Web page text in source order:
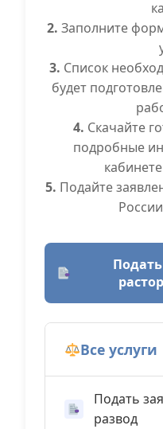
2. Заполните
3. Список
будет
4. Скачайте
подробные
5. Подайте
Все услуги
Подать
развод